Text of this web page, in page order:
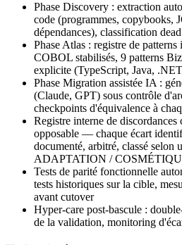
Phase Discovery : extraction
code (programmes, copybooks,
dépendances), classification
Phase Atlas : registre de
COBOL stabilisés, 9 patterns
explicite (TypeScript, Java,
Phase Migration assistée IA :
(Claude, GPT) sous contrôle
checkpoints d'équivalence à
Registre interne de discordances
opposable — chaque écart
documenté, arbitré, classé
ADAPTATION /
Tests de parité fonctionnelle
tests historiques sur la cible,
avant cutover
Hyper-care post-bascule :
de la validation, monitoring